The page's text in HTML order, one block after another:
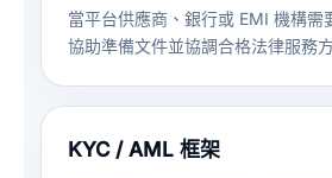
當平台供應商、銀行或 EMI 機構需
協助準備文件並協調合格法律服務
KYC / AML 框架